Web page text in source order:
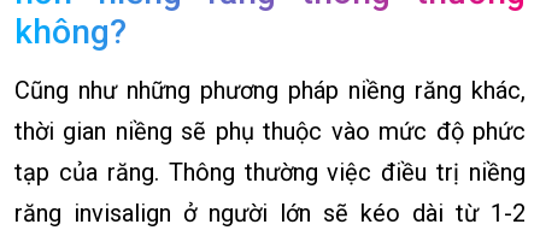
không?
Cũng như những phương pháp niềng răng khác,
thời gian niềng sẽ phụ thuộc vào mức độ phức
tạp của răng. Thông thường việc điều trị niềng
răng invisalign ở người lớn sẽ kéo dài từ 1-2